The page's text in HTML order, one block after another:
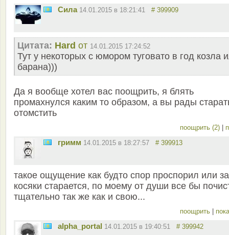
Сила 14.01.2015 в 18:21:41 # 399909
Цитата: Hard от 14.01.2015 17:24:52
Тут у некоторых с юмором туговато в год козла
барана)))
Да я вообще хотел вас поощрить, я блять
промахнулся каким то образом, а вы рады
отомстить
поощрить (2)
гримм 14.01.2015 в 18:27:57 # 399913
такое ощущение как будто спор проспорил или за
косяки старается, по моему от души все бы
тщательно так же как и свою...
поощрить
alpha_portal 14.01.2015 в 19:40:51 # 399942